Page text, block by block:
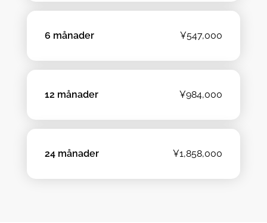
6 månader ¥547,000
12 månader ¥984,000
24 månader ¥1,858,000